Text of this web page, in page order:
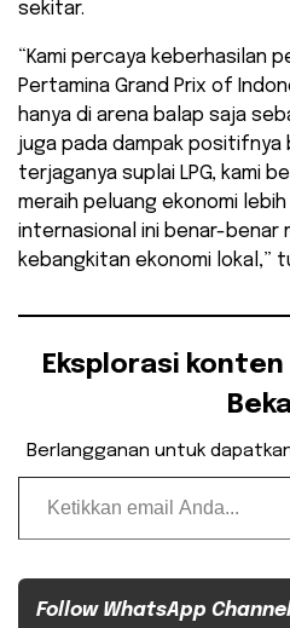
sekitar.
​“Kami percaya keberhasilan
Pertamina Grand Prix of
hanya di arena balap saja
juga pada dampak positifnya
terjaganya suplai LPG, kami
meraih peluang ekonomi
internasional ini benar-benar
kebangkitan ekonomi lokal,”
Eksplorasi
Berlangganan untuk
Ketikkan email Anda...
Follow WhatsApp